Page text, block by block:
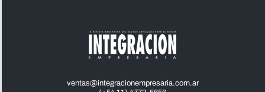
ventas@integracionempresaria.com.ar